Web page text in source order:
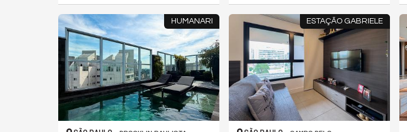
HUMANARI ESTAÇÃO GABRIELE